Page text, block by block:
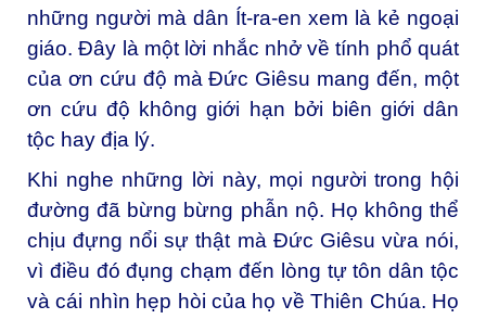
những người mà dân Ít-ra-en xem là kẻ ngoại
giáo. Đây là một lời nhắc nhở về tính phổ quát
của ơn cứu độ mà Đức Giêsu mang đến, một
ơn cứu độ không giới hạn bởi biên giới dân
tộc hay địa lý.
Khi nghe những lời này, mọi người trong hội
đường đã bừng bừng phẫn nộ. Họ không thể
chịu đựng nổi sự thật mà Đức Giêsu vừa nói,
vì điều đó đụng chạm đến lòng tự tôn dân tộc
và cái nhìn hẹp hòi của họ về Thiên Chúa. Họ